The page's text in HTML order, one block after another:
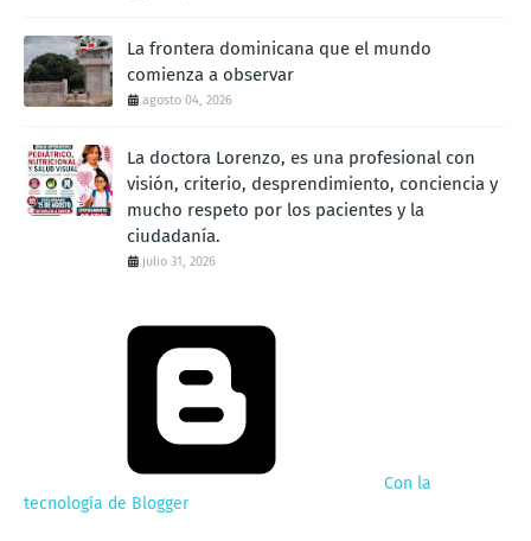
La frontera dominicana que el mundo
comienza a observar
agosto 04, 2026
La doctora Lorenzo, es una profesional con
visión, criterio, desprendimiento, conciencia y
mucho respeto por los pacientes y la
ciudadanía.
julio 31, 2026
Con la
tecnología de Blogger